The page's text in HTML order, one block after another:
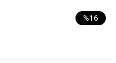
%16